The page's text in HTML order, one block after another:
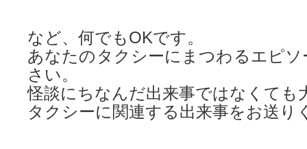
など、何でもOKです。
あなたのタクシーにまつわるエピ
さい。
怪談にちなんだ出来事ではなくても
タクシーに関連する出来事をお送り